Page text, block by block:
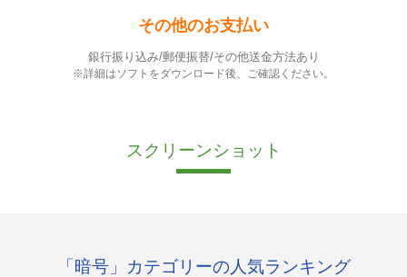
その他のお支払い
銀行振り込み/郵便振替/その他送金方法あり
※詳細はソフトをダウンロード後、ご確認ください。
スクリーンショット
「暗号」カテゴリーの人気ランキング